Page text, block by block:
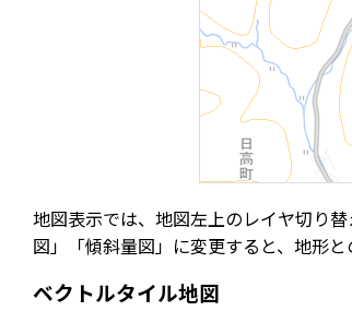
地図表示では、地図左上のレイヤ切り
図」「傾斜量図」に変更すると、地形
ベクトルタイル地図